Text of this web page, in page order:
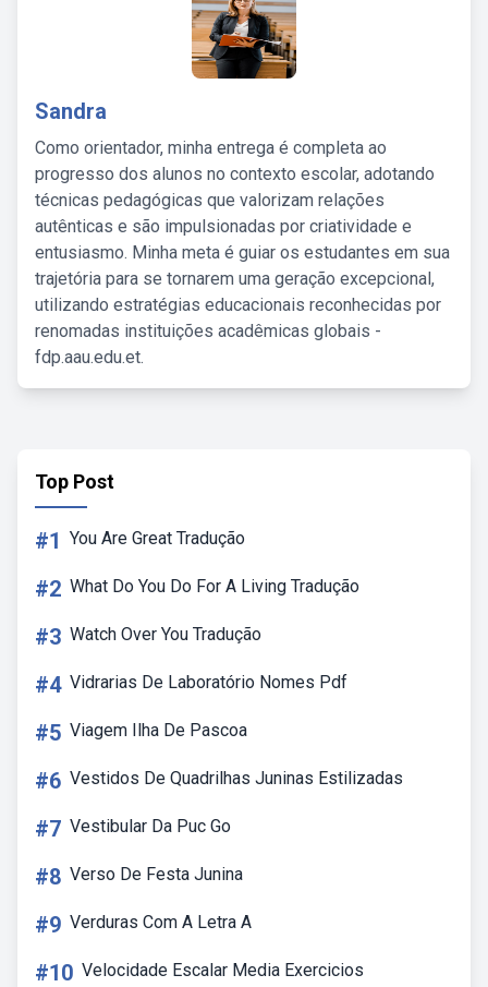
Sandra
Como orientador, minha entrega é completa ao
progresso dos alunos no contexto escolar, adotando
técnicas pedagógicas que valorizam relações
autênticas e são impulsionadas por criatividade e
entusiasmo. Minha meta é guiar os estudantes em sua
trajetória para se tornarem uma geração excepcional,
utilizando estratégias educacionais reconhecidas por
renomadas instituições acadêmicas globais -
fdp.aau.edu.et.
Top Post
#1 You Are Great Tradução
#2 What Do You Do For A Living Tradução
#3 Watch Over You Tradução
#4 Vidrarias De Laboratório Nomes Pdf
#5 Viagem Ilha De Pascoa
#6 Vestidos De Quadrilhas Juninas Estilizadas
#7 Vestibular Da Puc Go
#8 Verso De Festa Junina
#9 Verduras Com A Letra A
#10 Velocidade Escalar Media Exercicios